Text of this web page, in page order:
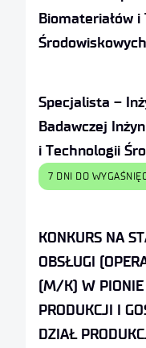
Biomateriałów
Specjalista –
Badawczej
i Technologii
7 DNI DO
KONKURS NA
OBSŁUGI
(M/K) W PIONIE
PRODUKCJI I
DZIAŁ